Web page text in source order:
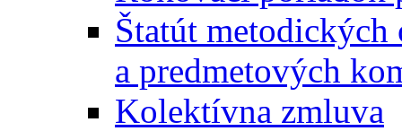
Štatút
a predmetových
Kolektívna zmluva